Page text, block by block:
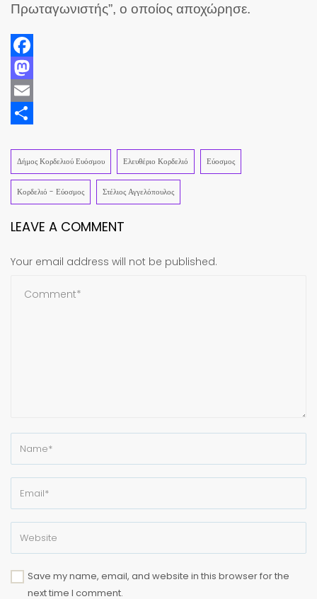
Πρωταγωνιστής”, ο οποίος αποχώρησε.
Facebook
Mastodon
Email
Δήμος Κορδελιού Ευόσμου Ελευθέριο Κορδελιό Εύοσμος
Κορδελιό - Εύοσμος Στέλιος Αγγελόπουλος
LEAVE A COMMENT
Your email address will not be published.
Save my name, email, and website in this browser for the
next time I comment.